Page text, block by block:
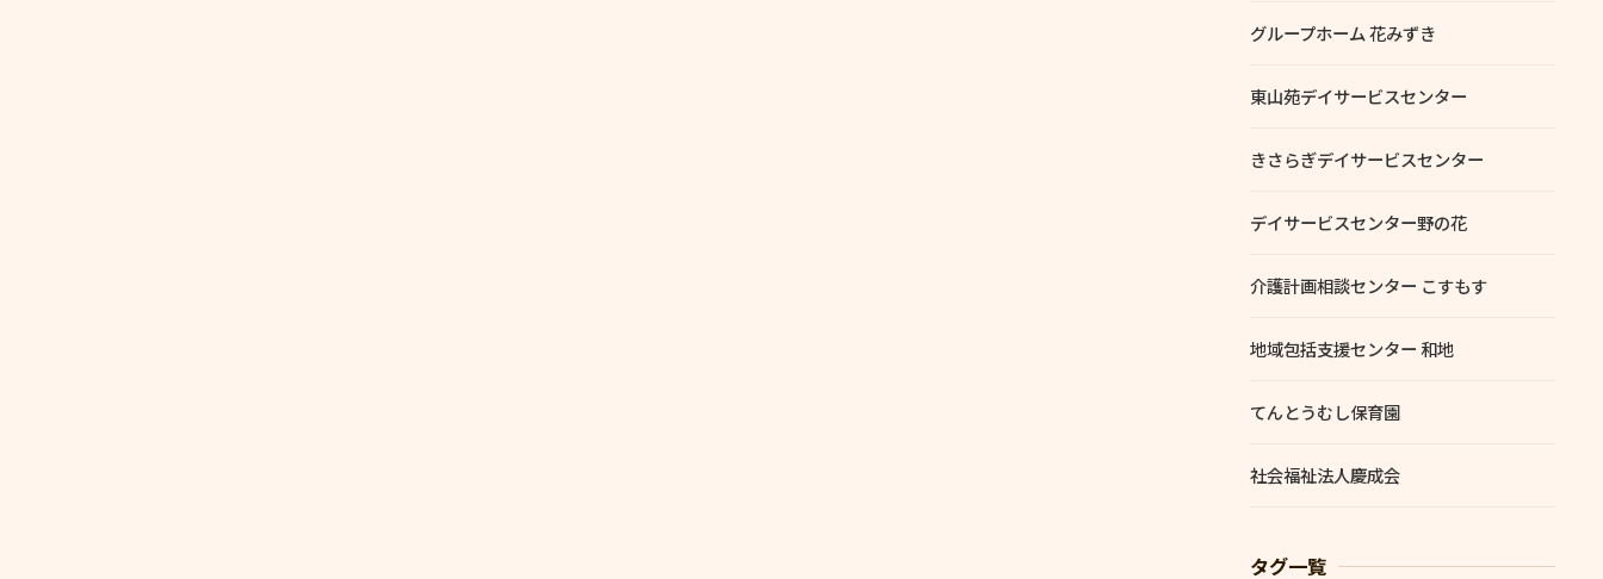
グループホーム 花みずき
東山苑デイサービスセンター
きさらぎデイサービスセンター
デイサービスセンター野の花
介護計画相談センター こすもす
地域包括支援センター 和地
てんとうむし保育園
社会福祉法人慶成会
タグ一覧